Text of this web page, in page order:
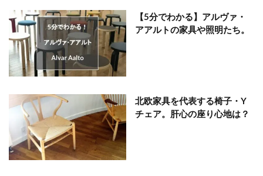
【5分でわかる】アルヴァ・
アアルトの家具や照明たち。
北欧家具を代表する椅子・Y
チェア。肝心の座り心地は？